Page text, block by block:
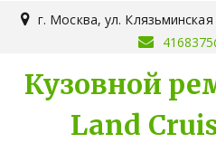
г. Москва,ул. Клязьминская
Кузовной
Land